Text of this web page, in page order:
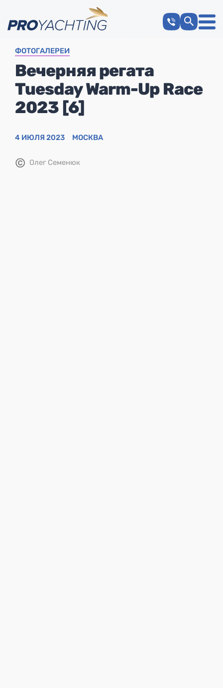
ФОТОГАЛЕРЕИ
Вечерняя регата
Tuesday Warm-Up Race
2023 [6]
4 ИЮЛЯ 2023 МОСКВА
© Олег Семенюк